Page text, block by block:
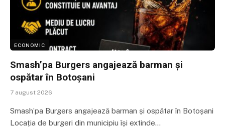
ECONOMIC
Smash’pa Burgers angajează barman și
ospătar în Botoșani
7 august 2026
Smash’pa Burgers angajează barman și ospătar în Botoșani
Locația de burgeri din municipiu își extinde…